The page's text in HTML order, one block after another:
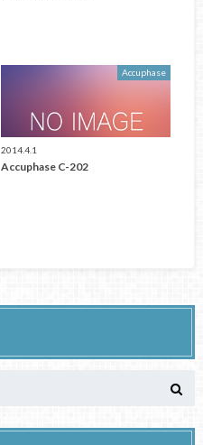
Accuphase
2014.4.1
Accuphase C-202